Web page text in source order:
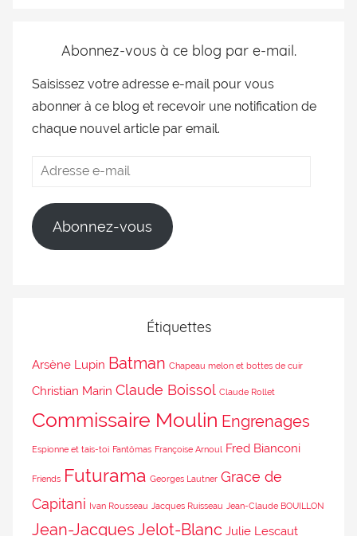
Abonnez-vous à ce blog par e-mail.
Saisissez votre adresse e-mail pour vous
abonner à ce blog et recevoir une notification de
chaque nouvel article par email.
Abonnez-vous
Étiquettes
Arsène Lupin Batman Chapeau melon et bottes de cuir
Christian Marin Claude Boissol Claude Rollet
Commissaire Moulin Engrenages
Espionne et tais-toi Fantômas Françoise Arnoul Fred Bianconi
Friends Futurama Georges Lautner Grace de
Capitani
Ivan Rousseau Jacques Ruisseau Jean-Claude BOUILLON
Jean-Jacques Jelot-Blanc Julie Lescaut